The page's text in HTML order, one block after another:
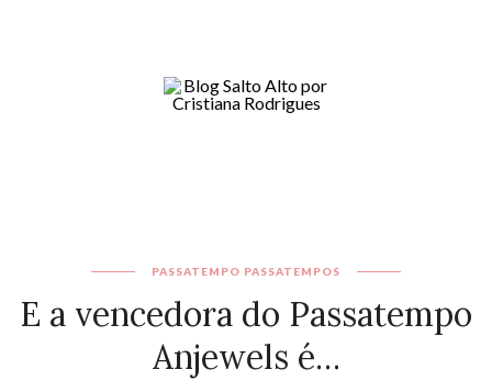
PASSATEMPO PASSATEMPOS
E a vencedora do Passatempo
Anjewels é…